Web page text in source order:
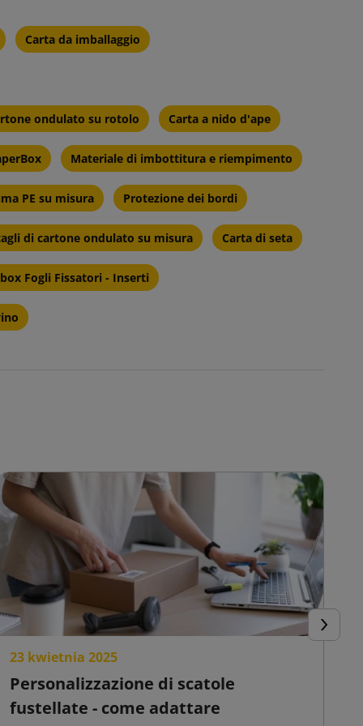
Carta da imballaggio
ondulato su rotolo Carta a nido d'ape
Materiale di imbottitura e riempimento
PE su misura Protezione dei bordi
di cartone ondulato su misura Carta di seta
Fogli Fissatori - Inserti
23 kwietnia 2025
Personalizzazione di scatole
fustellate - come adattare